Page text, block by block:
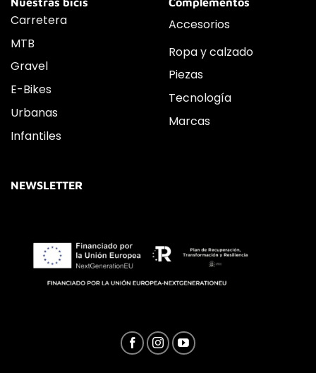
Carretera
MTB
Gravel
E-Bikes
Urbanas
Infantiles
Accesorios
Ropa y calzado
Piezas
Tecnología
Marcas
NEWSLETTER